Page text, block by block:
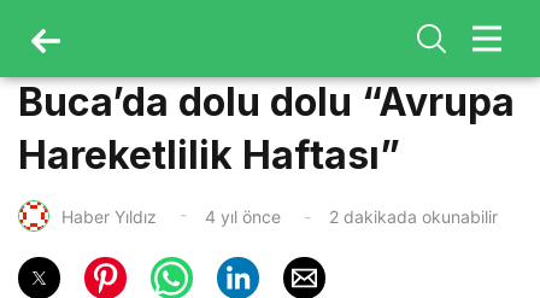
Buca’da dolu dolu “Avrupa
Hareketlilik Haftası”
Haber Yıldız 4 yıl önce 2 dakikada okunabilir